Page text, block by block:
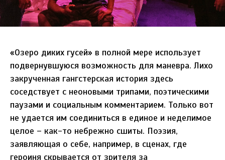
«Озеро диких гусей» в полной мере использует
подвернувшуюся возможность для маневра. Лихо
закрученная гангстерская история здесь
соседствует с неоновыми трипами, поэтическими
паузами и социальным комментарием. Только вот
не удается им соединиться в единое и неделимое
целое – как-то небрежно сшиты. Поэзия,
заявляющая о себе, например, в сценах, где
героиня скрывается от зрителя за